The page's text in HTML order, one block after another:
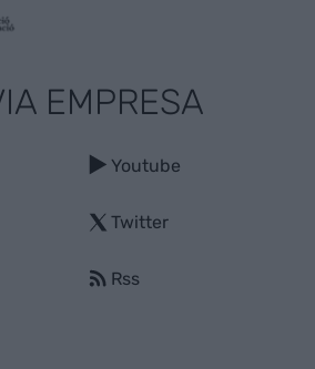
EMPRESA
Youtube
Twitter
Rss